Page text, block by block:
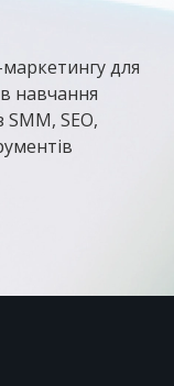
для
навчання
SMM, SEO,